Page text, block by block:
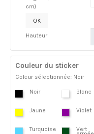
cm)
OK
Hauteur
Couleur du sticker
Coleur sélectionnée: Noir
Noir Blanc
Jaune Violet
Turquoise Vert